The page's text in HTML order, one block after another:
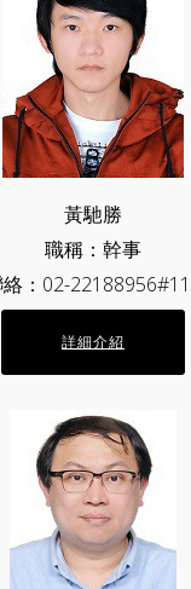
黃馳勝
職稱：幹事
：02-
詳細介紹